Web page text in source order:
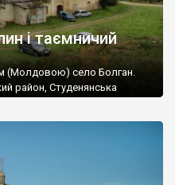
і таємничий
(Молдовою) село Болган.
район, Студенянська
хрестами. Всі епітафії, які
церковнослов’янською
– цвинтар
століттям. У 1924-1940